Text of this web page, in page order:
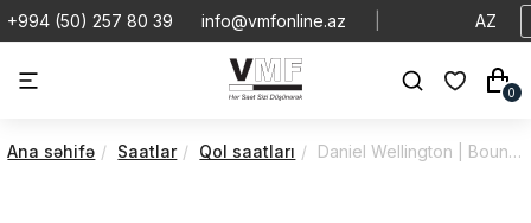
+994 (50) 257 80 39 info@vmfonline.az AZ
0
Ana səhifə Saatlar Qol saatları Daniel Wellington | Bound | Mini | DW00100903